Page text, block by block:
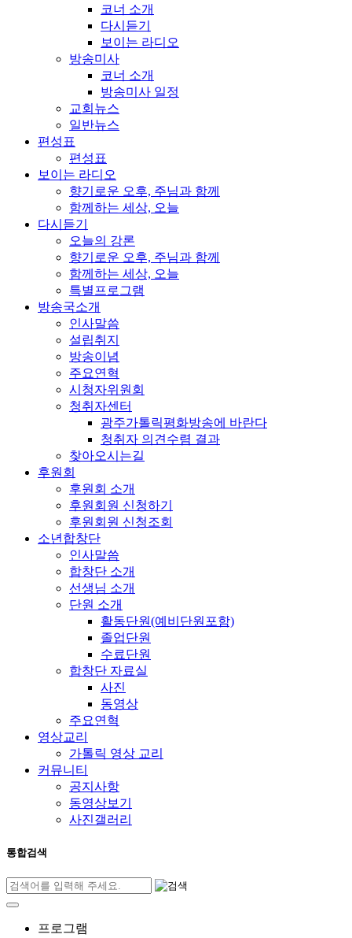
코너 소개
다시듣기
보이는 라디오
방송미사
코너 소개
방송미사 일정
교회뉴스
일반뉴스
편성표
편성표
보이는 라디오
향기로운 오후, 주님과 함께
함께하는 세상, 오늘
다시듣기
오늘의 강론
향기로운 오후, 주님과 함께
함께하는 세상, 오늘
특별프로그램
방송국소개
인사말씀
설립취지
방송이념
주요연혁
시청자위원회
청취자센터
광주가톨릭평화방송에 바란다
청취자 의견수렴 결과
찾아오시는길
후원회
후원회 소개
후원회원 신청하기
후원회원 신청조회
소년합창단
인사말씀
합창단 소개
선생님 소개
단원 소개
활동단원(예비단원포함)
졸업단원
수료단원
합창단 자료실
사진
동영상
주요연혁
영상교리
가톨릭 영상 교리
커뮤니티
공지사항
동영상보기
사진갤러리
통합검색
프로그램